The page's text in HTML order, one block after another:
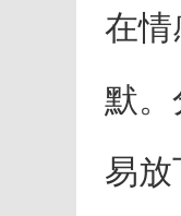
在
默
易